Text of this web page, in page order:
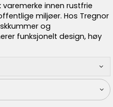
innen rustfrie
miljøer. Hos Tregnor
og
funksjonelt design, høy